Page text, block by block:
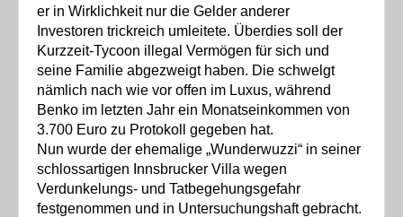
er in Wirklichkeit nur die Gelder anderer
Investoren trickreich umleitete. Überdies soll der
Kurzzeit-Tycoon illegal Vermögen für sich und
seine Familie abgezweigt haben. Die schwelgt
nämlich nach wie vor offen im Luxus, während
Benko im letzten Jahr ein Monatseinkommen von
3.700 Euro zu Protokoll gegeben hat.
Nun wurde der ehemalige „Wunderwuzzi“ in seiner
schlossartigen Innsbrucker Villa wegen
Verdunkelungs- und Tatbegehungsgefahr
festgenommen und in Untersuchungshaft gebracht.